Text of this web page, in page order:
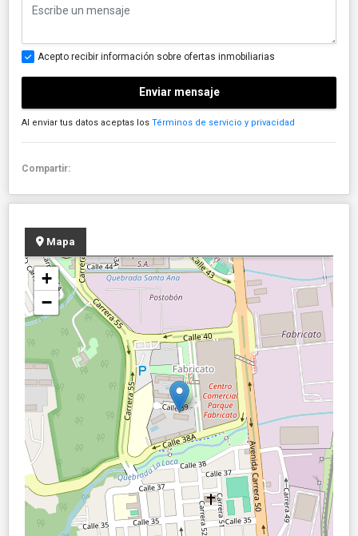
Acepto recibir información sobre ofertas inmobiliarias
Enviar mensaje
Al enviar tus datos aceptas los Términos de servicio y privacidad
Compartir:
Mapa
+
−